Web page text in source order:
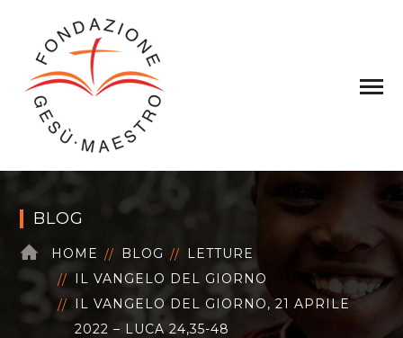
BLOG
HOME BLOG
LETTURE
IL VANGELO DEL GIORNO
IL VANGELO DEL GIORNO, 21 APRILE
2022 – LUCA 24,35-48